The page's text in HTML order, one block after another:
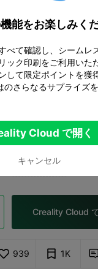
 01h 07m  1 プレート
 1d 09h  3 プレート
もっと見る
Creality Cloud
939 1K 
能をお楽しみく
べて確認し、シームレ
ック印刷をご利用いた
して限定ポイントを獲
さらなるサプライズ
Cloud で開く
キャンセル